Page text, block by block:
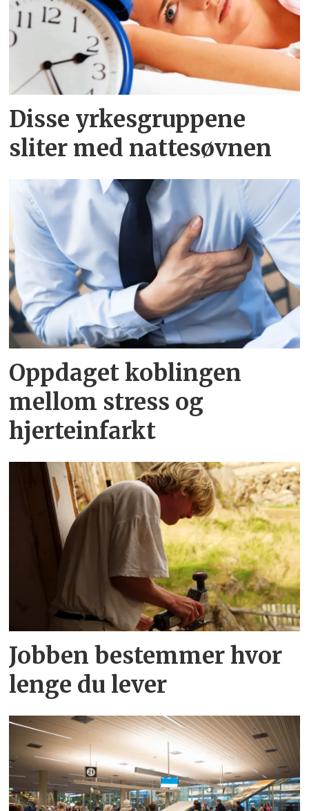
Disse yrkesgruppene
sliter med nattesøvnen
Oppdaget koblingen
mellom stress og
hjerteinfarkt
Jobben bestemmer hvor
lenge du lever